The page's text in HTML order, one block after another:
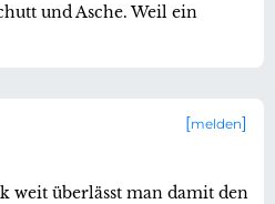
und Asche. Weil ein
melden
weit überlässt man damit den